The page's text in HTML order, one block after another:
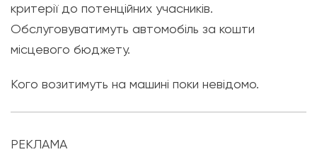
критерії до потенційних учасників.
Обслуговуватимуть автомобіль за кошти
місцевого бюджету.
Кого возитимуть на машині поки невідомо.
РЕКЛАМА